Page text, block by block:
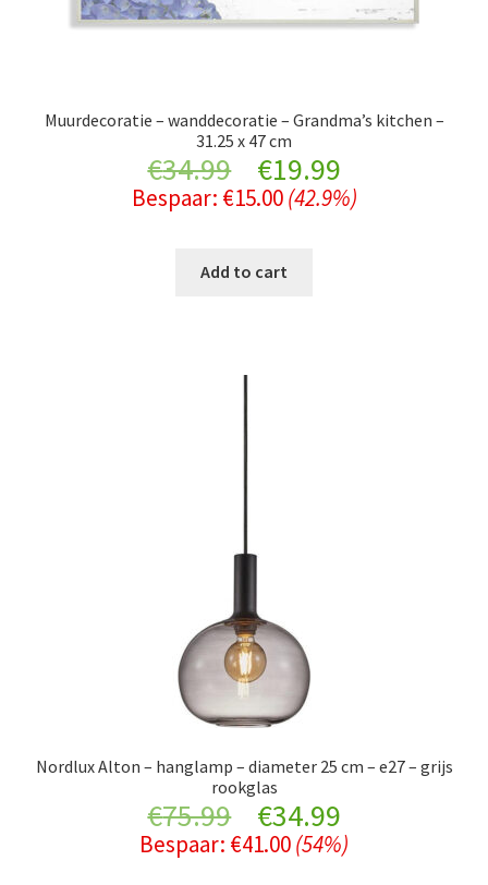
Muurdecoratie – wanddecoratie – Grandma’s kitchen –
31.25 x 47 cm
€34.99
Original
price
was:
€19.99Current
price
Bespaar: €15.00 (42.9%)
Add to cart
Nordlux Alton – hanglamp – diameter 25 cm – e27 – grijs
rookglas
€75.99
Original
price
€34.99Current
price
Bespaar: €41.00(54%)